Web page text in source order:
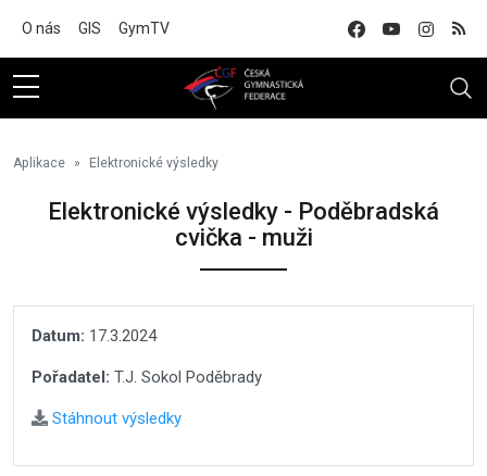
O nás GIS GymTV
Aplikace Elektronické výsledky
Elektronické výsledky - Poděbradská
cvička - muži
Datum: 17.3.2024
Pořadatel: T.J. Sokol Poděbrady
Stáhnout výsledky